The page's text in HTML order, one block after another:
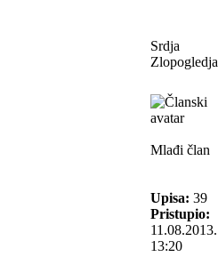
Srdja
Zlopogledja
Mlađi član
Upisa: 39
Pristupio:
11.08.2013.
13:20